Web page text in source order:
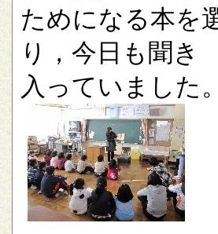
ためになる本を
り，今日も聞き
入っていました。